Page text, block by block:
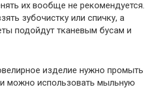
их вообще не рекомендуется.
зубочистку или спичку, а
подойдут тканевым бусам и
изделие нужно промыть
можно использовать мыльную